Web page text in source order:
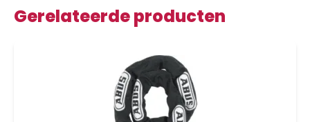
Gerelateerde producten